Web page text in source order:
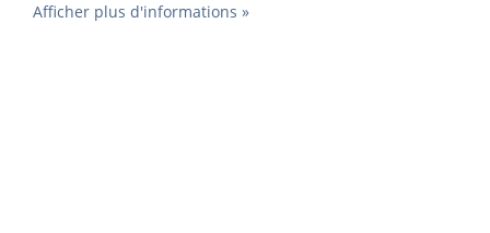
Afficher plus d'informations »